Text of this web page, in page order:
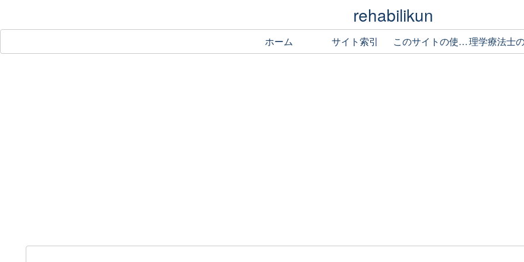
rehabilikun
ホーム サイト索引 このサイトの使い方